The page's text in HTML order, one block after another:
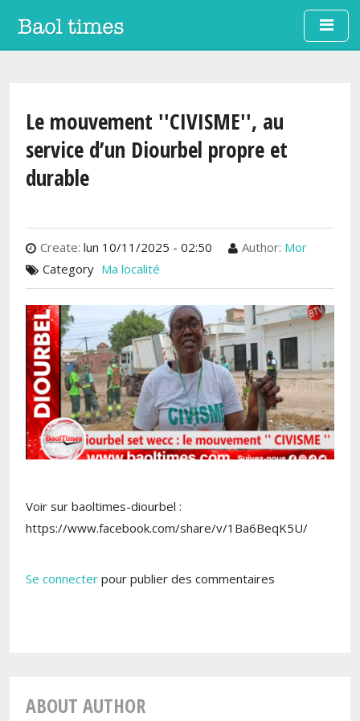
Aller au contenu principal
Le mouvement ''CIVISME'', au
service d’un Diourbel propre et
durable
Create: lun 10/11/2025 - 02:50 Author: Mor
Category Ma localité
Voir sur baoltimes-diourbel :
https://www.facebook.com/share/v/1Ba6BeqK5U/
Se connecter pour publier des commentaires
ABOUT AUTHOR